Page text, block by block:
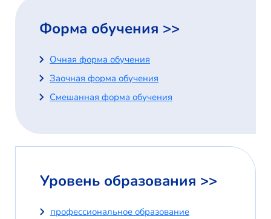
Форма обучения >>
Очная форма обучения
Заочная форма обучения
Смешанная форма обучения
Уровень образования >>
профессиональное образование